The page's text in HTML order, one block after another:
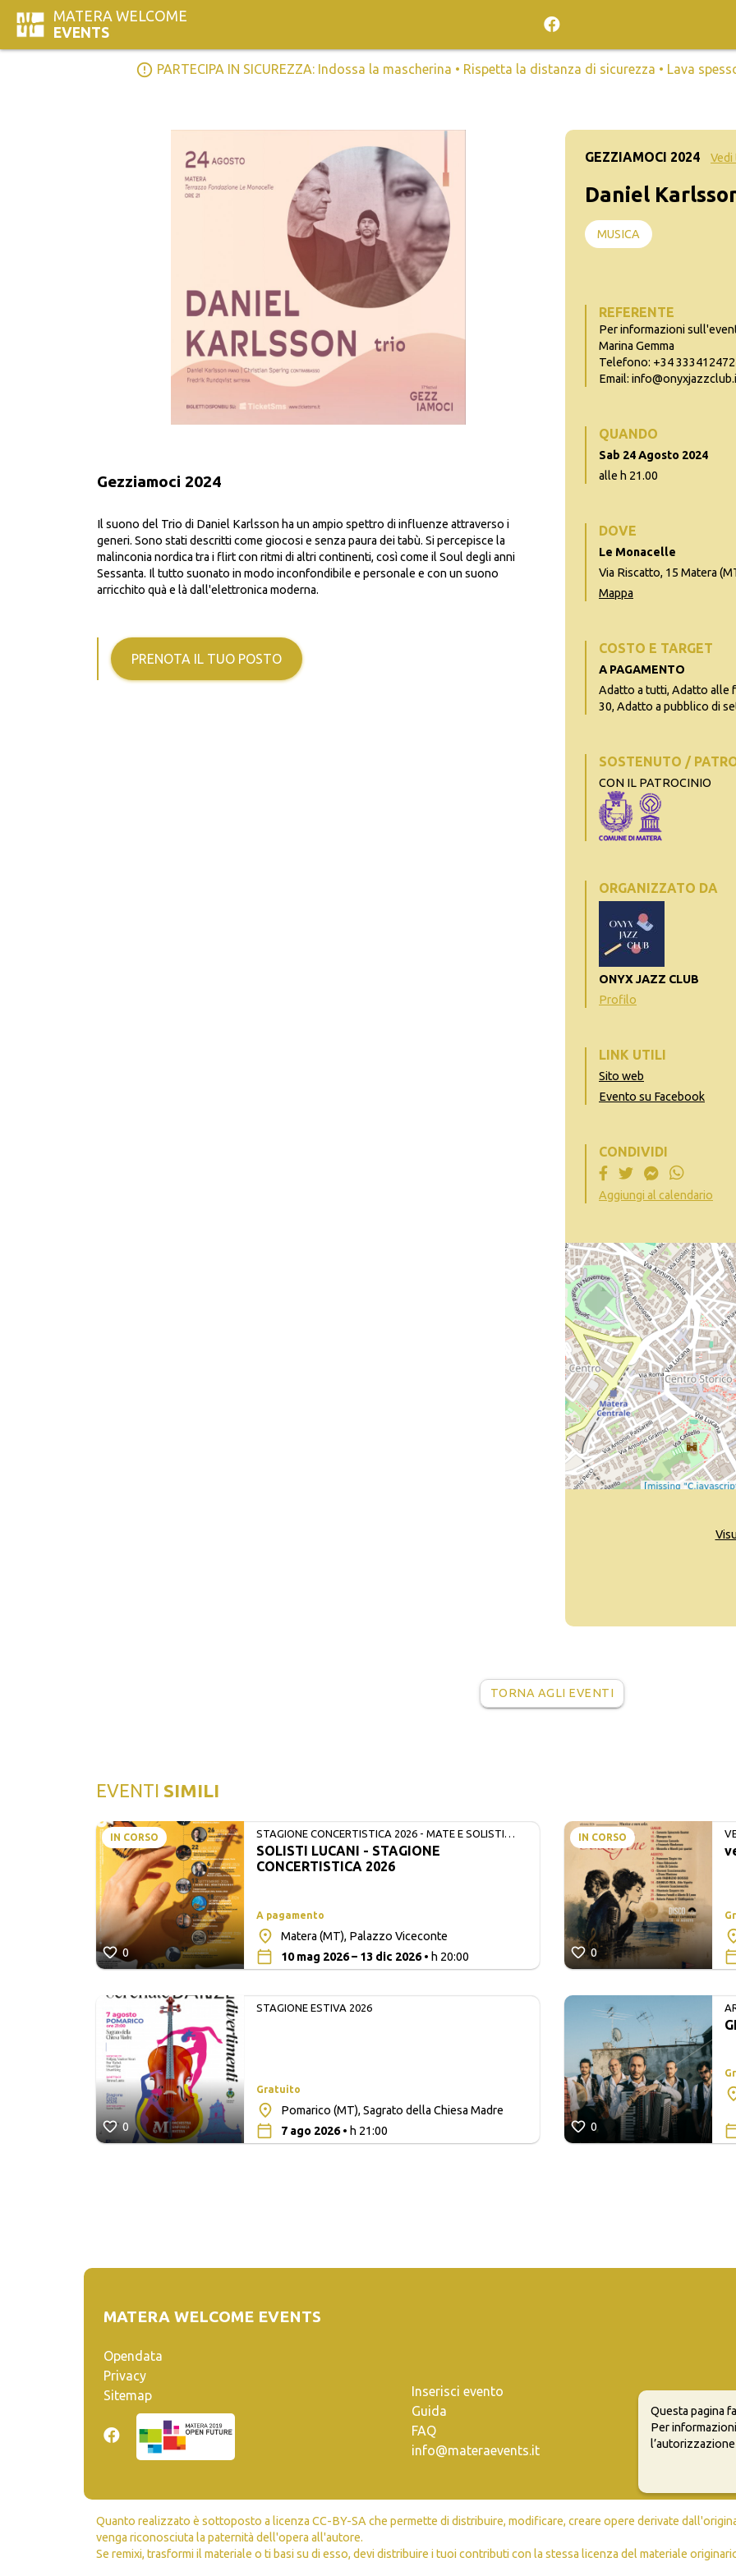
MATERA WELCOME
EVENTS
error_outline PARTECIPA IN SICUREZZA: Indossa la mascherina • Rispetta la distanza di sicurezza • Lava
Gezziamoci 2024
Il suono del Trio di Daniel Karlsson ha un ampio spettro di influenze attraverso i
generi. Sono stati descritti come giocosi e senza paura dei tabù. Si percepisce la
malinconia nordica tra i flirt con ritmi di altri continenti, così come il Soul degli anni
Sessanta. Il tutto suonato in modo inconfondibile e personale e con un suono
arricchito quà e là dall'elettronica moderna.
PRENOTA IL TUO POSTO
GEZZIAMOCI 2024
Daniel
MUSICA
REFERENTE
Per informazioni
Marina Gemma
Telefono: +34
Email:
QUANDO
Sab 24 Agosto 2024
alle h 21.00
DOVE
Le Monacelle
Via Riscatto, 15 Matera
Mappa
COSTO E TARGET
A PAGAMENTO
Adatto a tutti, Adatto alle
30, Adatto a pubblico di
SOSTENUTO /
CON IL PATROCINIO
ORGANIZZATO DA
ONYX JAZZ CLUB
Profilo
LINK UTILI
Sito web
Evento su Facebook
CONDIVIDI
Aggiungi al calendario
TORNA AGLI EVENTI
EVENTI SIMILI
IN CORSO
0
STAGIONE CONCERTISTICA 2026 - MATE E SOLISTI
LUCANI
SOLISTI LUCANI - STAGIONE
CONCERTISTICA 2026
A pagamento
Matera (MT), Palazzo Viceconte
10 mag 2026 – 13 dic 2026• h 20:00
0
STAGIONE ESTIVA 2026
Gratuito
Pomarico (MT), Sagrato della Chiesa Madre
7 ago 2026• h 21:00
IN CORSO
0
0
MATERA WELCOME EVENTS
Opendata
Privacy
Sitemap
Inserisci evento
Guida
FAQ
info@materaevents.it
Quanto realizzato è sottoposto a licenza CC-BY-SA che permette di distribuire, modificare, creare opere derivate
venga riconosciuta la paternità dell'opera all'autore.
Se remixi, trasformi il materiale o ti basi su di esso, devi distribuire i tuoi contributi con la stessa licenza del materiale
Questa pagina
Per